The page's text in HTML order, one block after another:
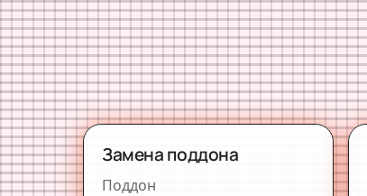
Замена поддона
Поддон